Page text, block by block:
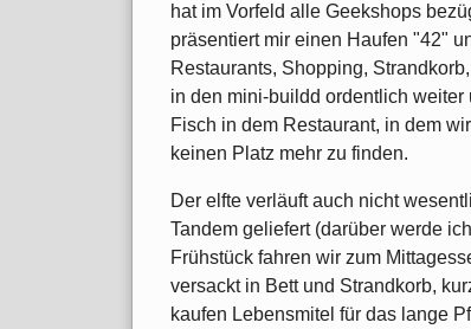
hat im Vorfeld alle Geekshops
präsentiert mir einen Haufen "42"
Restaurants, Shopping,
in den mini-buildd ordentlich
Fisch in dem Restaurant, in dem
keinen Platz mehr zu finden.
Der elfte verläuft auch nicht
Tandem geliefert (darüber werde
Frühstück fahren wir zum
versackt in Bett und Strandkorb,
kaufen Lebensmitel für das lange